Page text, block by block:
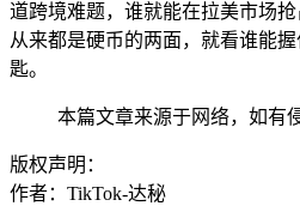
道跨境难题，谁就能在拉美市场
从来都是硬币的两面，就看谁能
匙。
本篇文章来源于网络，如有
版权声明：
作者：TikTok-达秘